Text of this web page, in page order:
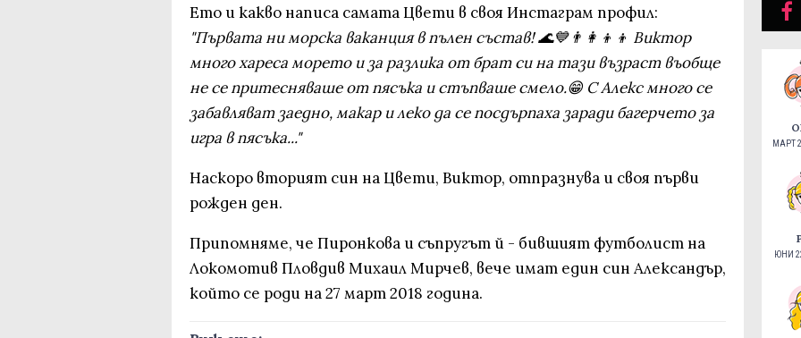
Ето и какво написа самата Цвети в своя Инстаграм профил:
"Първата ни морска ваканция в пълен състав! 🌊💙👨‍👩‍👦‍👦 Виктор
много хареса морето и за разлика от брат си на тази възраст въобще
не се притесняваше от пясъка и стъпваше смело.😁 С Алекс много се
забавляват заедно, макар и леко да се посдърпаха заради багерчето за
игра в пясъка..."
Наскоро вторият син на Цвети, Виктор, отпразнува и своя първи
рожден ден.
Припомняме, че Пиронкова и съпругът й - бившият футболист на
Локомотив Пловдив Михаил Мирчев, вече имат един син Александър,
който се роди на 27 март 2018 година.
МАРТ
ЮНИ